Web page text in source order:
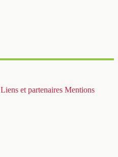
Liens et partenaires Mentions